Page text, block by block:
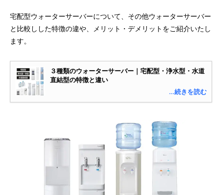
宅配型ウォーターサーバーについて、その他ウォーターサーバー
と比較しした特徴の違や、メリット・デメリットをご紹介いたし
ます。
３種類のウォーターサーバー｜宅配型・浄水型・水道
直結型の特徴と違い
…続きを読む